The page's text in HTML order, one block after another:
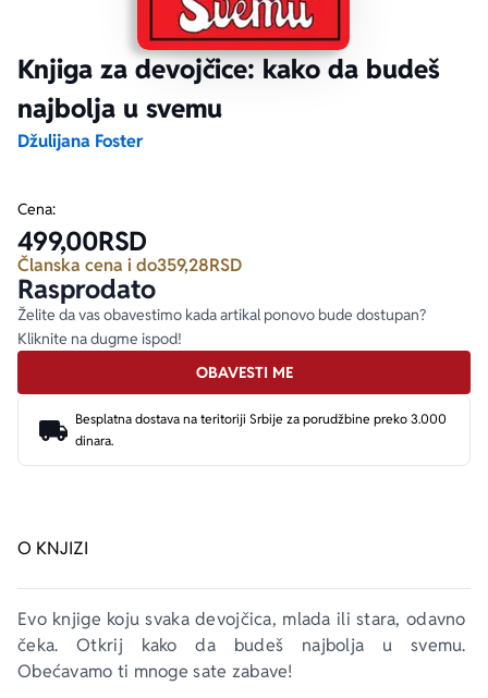
Knjiga za devojčice: kako da budeš
najbolja u svemu
Džulijana Foster
O KNJIZI
Evo knjige koju svaka devojčica, mlada ili stara, odavno
čeka. Otkrij kako da budeš najbolja u svemu.
Obećavamo ti mnoge sate zabave!
Cena:
499,00RSD
Članska cena i do359,28RSD
Rasprodato
Želite da vas obavestimo kada artikal ponovo bude dostupan?
Kliknite na dugme ispod!
OBAVESTI ME
Besplatna dostava na teritoriji Srbije za porudžbine preko 3.000
dinara.
Ekranizovane knjige
Za poklon
Autori
Poezija
Lični razvoj i popularna psihologija
Bojan Ljubenović
Dejan Tiago-Stanković
Peter Handke
Harlan Koben